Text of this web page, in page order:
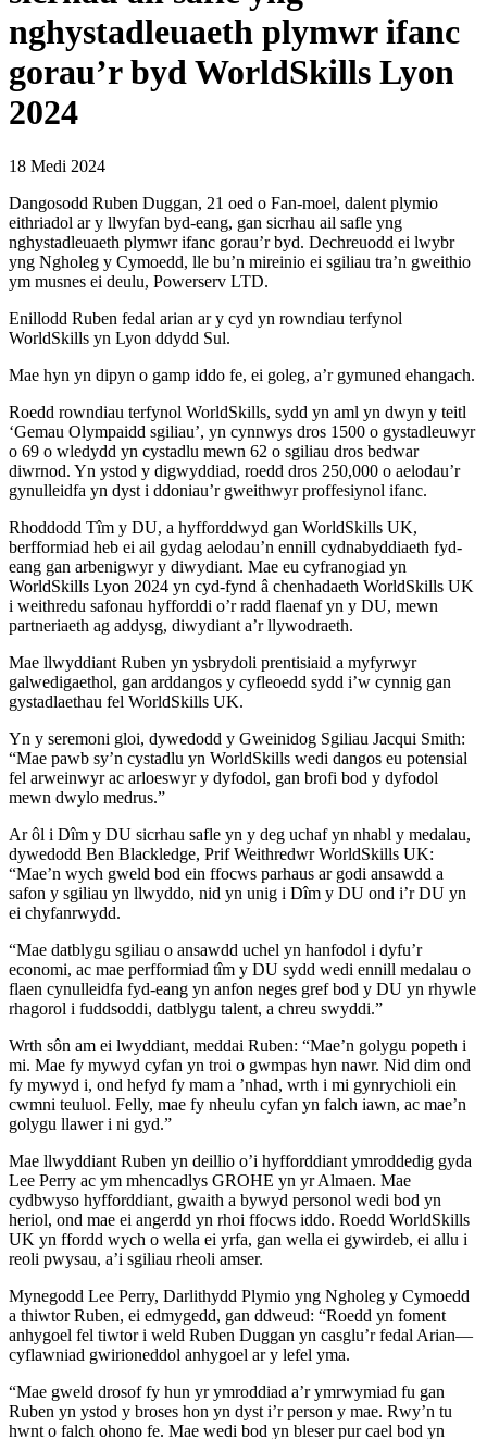
nghystadleuaeth plymwr ifanc
gorau’r byd WorldSkills Lyon
2024
18 Medi 2024
Dangosodd Ruben Duggan, 21 oed o Fan-moel, dalent plymio
eithriadol ar y llwyfan byd-eang, gan sicrhau ail safle yng
nghystadleuaeth plymwr ifanc gorau’r byd. Dechreuodd ei lwybr
yng Ngholeg y Cymoedd, lle bu’n mireinio ei sgiliau tra’n gweithio
ym musnes ei deulu, Powerserv LTD.
Enillodd Ruben fedal arian ar y cyd yn rowndiau terfynol
WorldSkills yn Lyon ddydd Sul.
Mae hyn yn dipyn o gamp iddo fe, ei goleg, a’r gymuned ehangach.
Roedd rowndiau terfynol WorldSkills, sydd yn aml yn dwyn y teitl
‘Gemau Olympaidd sgiliau’, yn cynnwys dros 1500 o gystadleuwyr
o 69 o wledydd yn cystadlu mewn 62 o sgiliau dros bedwar
diwrnod. Yn ystod y digwyddiad, roedd dros 250,000 o aelodau’r
gynulleidfa yn dyst i ddoniau’r gweithwyr proffesiynol ifanc.
Rhoddodd Tîm y DU, a hyfforddwyd gan WorldSkills UK,
berfformiad heb ei ail gydag aelodau’n ennill cydnabyddiaeth fyd-
eang gan arbenigwyr y diwydiant. Mae eu cyfranogiad yn
WorldSkills Lyon 2024 yn cyd-fynd â chenhadaeth WorldSkills UK
i weithredu safonau hyfforddi o’r radd flaenaf yn y DU, mewn
partneriaeth ag addysg, diwydiant a’r llywodraeth.
Mae llwyddiant Ruben yn ysbrydoli prentisiaid a myfyrwyr
galwedigaethol, gan arddangos y cyfleoedd sydd i’w cynnig gan
gystadlaethau fel WorldSkills UK.
Yn y seremoni gloi, dywedodd y Gweinidog Sgiliau Jacqui Smith:
“Mae pawb sy’n cystadlu yn WorldSkills wedi dangos eu potensial
fel arweinwyr ac arloeswyr y dyfodol, gan brofi bod y dyfodol
mewn dwylo medrus.”
Ar ôl i Dîm y DU sicrhau safle yn y deg uchaf yn nhabl y medalau,
dywedodd Ben Blackledge, Prif Weithredwr WorldSkills UK:
“Mae’n wych gweld bod ein ffocws parhaus ar godi ansawdd a
safon y sgiliau yn llwyddo, nid yn unig i Dîm y DU ond i’r DU yn
ei chyfanrwydd.
“Mae datblygu sgiliau o ansawdd uchel yn hanfodol i dyfu’r
economi, ac mae perfformiad tîm y DU sydd wedi ennill medalau o
flaen cynulleidfa fyd-eang yn anfon neges gref bod y DU yn rhywle
rhagorol i fuddsoddi, datblygu talent, a chreu swyddi.”
Wrth sôn am ei lwyddiant, meddai Ruben: “Mae’n golygu popeth i
mi. Mae fy mywyd cyfan yn troi o gwmpas hyn nawr. Nid dim ond
fy mywyd i, ond hefyd fy mam a ’nhad, wrth i mi gynrychioli ein
cwmni teuluol. Felly, mae fy nheulu cyfan yn falch iawn, ac mae’n
golygu llawer i ni gyd.”
Mae llwyddiant Ruben yn deillio o’i hyfforddiant ymroddedig gyda
Lee Perry ac ym mhencadlys GROHE yn yr Almaen. Mae
cydbwyso hyfforddiant, gwaith a bywyd personol wedi bod yn
heriol, ond mae ei angerdd yn rhoi ffocws iddo. Roedd WorldSkills
UK yn ffordd wych o wella ei yrfa, gan wella ei gywirdeb, ei allu i
reoli pwysau, a’i sgiliau rheoli amser.
Mynegodd Lee Perry, Darlithydd Plymio yng Ngholeg y Cymoedd
a thiwtor Ruben, ei edmygedd, gan ddweud: “Roedd yn foment
anhygoel fel tiwtor i weld Ruben Duggan yn casglu’r fedal Arian—
cyflawniad gwirioneddol anhygoel ar y lefel yma.
“Mae gweld drosof fy hun yr ymroddiad a’r ymrwymiad fu gan
Ruben yn ystod y broses hon yn dyst i’r person y mae. Rwy’n tu
hwnt o falch ohono fe. Mae wedi bod yn bleser pur cael bod yn